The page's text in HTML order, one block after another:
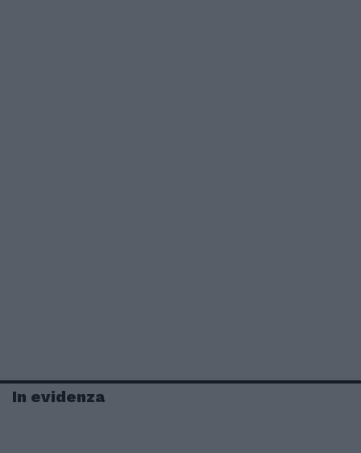
In evidenza